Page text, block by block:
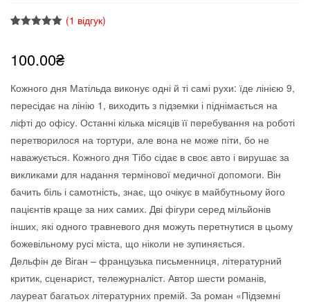
основі
опитування
(1 відгук)
100.00₴
Кожного дня Матільда виконує одні й ті самі рухи: їде лінією 9,
пересідає на лінію 1, виходить з підземки і піднімається на
ліфті до офісу. Останні кілька місяців її перебування на роботі
перетворилося на тортури, але вона не може піти, бо не
наважується. Кожного дня Тібо сідає в своє авто і вирушає за
викликами для надання термінової медичної допомоги. Він
бачить біль і самотність, знає, що очікує в майбутньому його
пацієнтів краще за них самих. Дві фігури серед мільйонів
інших, які одного травневого дня можуть перетнутися в цьому
божевільному русі міста, що ніколи не зупиняється.
Дельфін де Віган – французька письменниця, літературний
критик, сценарист, тележурналіст. Автор шести романів,
лауреат багатьох літературних премій. За роман «Підземні